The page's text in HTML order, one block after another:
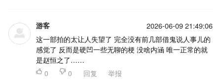
游客 2026-06-09 21:49:06
这一部拍的太让人失望了 完全没有前几部借鬼说人事儿的
感觉了 反而是硬凹一些无聊的梗 没啥内涵 唯一正常的就
是赵恒之了……
 0  0 回复 举报